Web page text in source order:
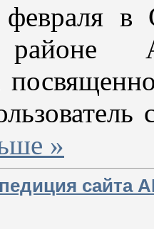
в
районе
»
сайта